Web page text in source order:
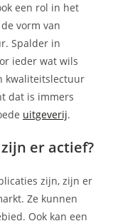
een rol in het
vorm van
Spalder in
ieder wat wils
kwaliteitslectuur
dat is immers
uitgeverij.
er actief?
zijn, zijn er
Ze kunnen
Ook kan een